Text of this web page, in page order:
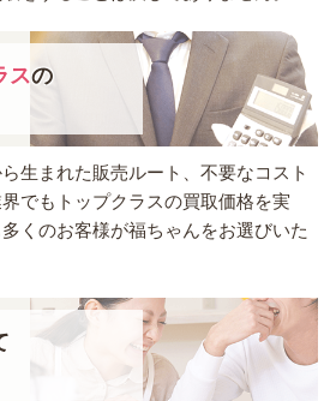
スの
生まれた販売ルート、不要なコスト
でもトップクラスの買取価格を実
くのお客様が福ちゃんをお選びいた